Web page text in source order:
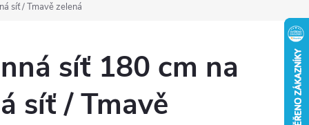
síť / Tmavě zelená
síť 180 cm na
síť / Tmavě